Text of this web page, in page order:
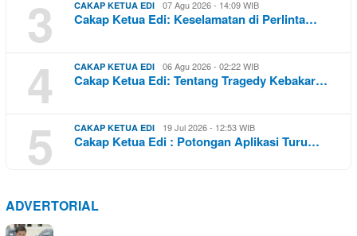
3 CAKAP KETUA EDI 07 Agu 2026 - 14:09 WIB
Cakap Ketua Edi: Keselamatan di Perlinta…
4 CAKAP KETUA EDI 06 Agu 2026 - 02:22 WIB
Cakap Ketua Edi: Tentang Tragedy Kebakar…
5 CAKAP KETUA EDI 19 Jul 2026 - 12:53 WIB
Cakap Ketua Edi : Potongan Aplikasi Turu…
ADVERTORIAL